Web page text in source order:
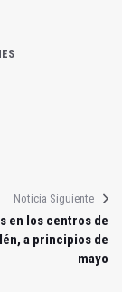
Noticia Siguiente
en los centros de
a principios de
mayo